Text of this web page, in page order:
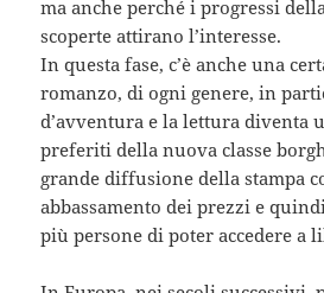
ma anche perché i progressi
scoperte attirano l’interesse.
In questa fase, c’è anche una
romanzo, di ogni genere, in
d’avventura e la lettura diventa
preferiti della nuova classe
grande diffusione della stampa
abbassamento dei prezzi e
più persone di poter accedere a